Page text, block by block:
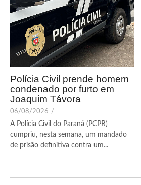
Polícia Civil prende homem
condenado por furto em
Joaquim Távora
06/08/2026 /
A Polícia Civil do Paraná (PCPR)
cumpriu, nesta semana, um mandado
de prisão definitiva contra um...